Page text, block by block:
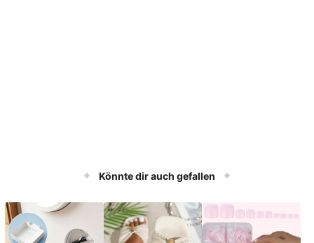
Könnte dir auch gefallen